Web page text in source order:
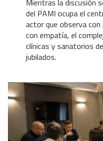
Mientras la discusión
del PAMI ocupa el
actor que observa
con empatía, el
clínicas y sanatorios
jubilados.